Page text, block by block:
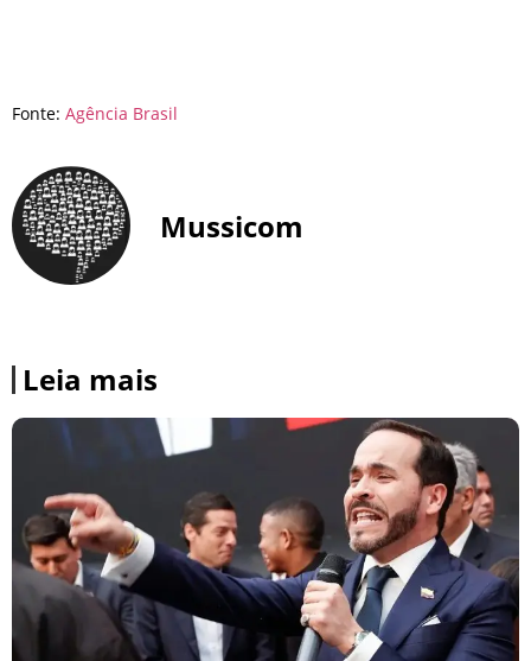
Fonte: Agência Brasil
Mussicom
Leia mais